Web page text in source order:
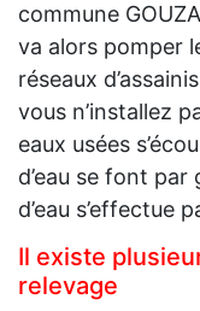
commune
va alors pomper
réseaux
vous n’installez
eaux usées
d’eau se font par
d’eau s’effectue
Il existe
relevage